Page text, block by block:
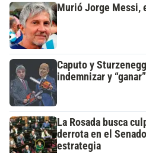
Murió Jorge Messi,
Caputo y
indemnizar y
La Rosada busca
derrota en el
estrategia